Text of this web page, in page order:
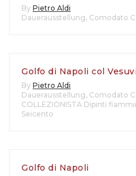
By Pietro Aldi
Dauerausstellung, Comodato
Golfo di Napoli col
By Pietro Aldi
Dauerausstellung, Comodato
COLLEZIONISTA Dipinti
Seicento
Golfo di Napoli